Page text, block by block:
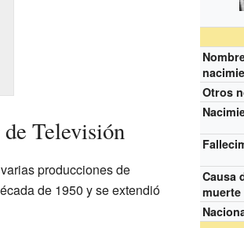
Otros
Causa
muerte
Televisión
producciones de
de 1950 y se extendió